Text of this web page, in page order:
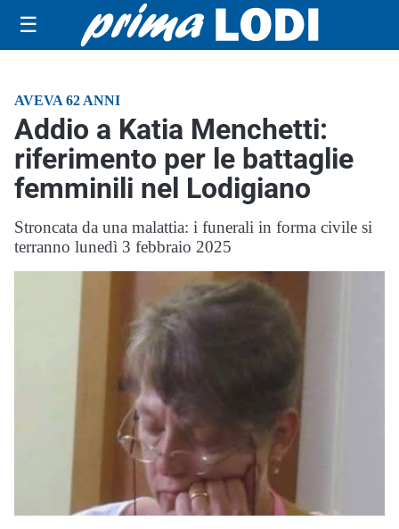
☰
AVEVA 62 ANNI
Addio a Katia Menchetti:
riferimento per le battaglie
femminili nel Lodigiano
Stroncata da una malattia: i funerali in forma civile si
terranno lunedì 3 febbraio 2025